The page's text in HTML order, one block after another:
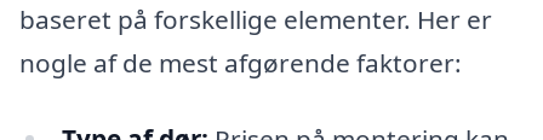
baseret på forskellige elementer. Her er
nogle af de mest afgørende faktorer: